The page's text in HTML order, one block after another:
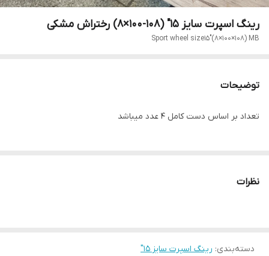
رینگ اسپرت سایز ۱۵" (۱۰۸-۱۰۰×۸) رختراش مشکی
Sport wheel size15"(۸×۱۰۰×۱۰۸) MB
توضیحات
تعداد بر اساس دست کامل ۴ عدد میباشد
نظرات
دسته‌بندی: رینگ اسپرت سایز ۱۵"